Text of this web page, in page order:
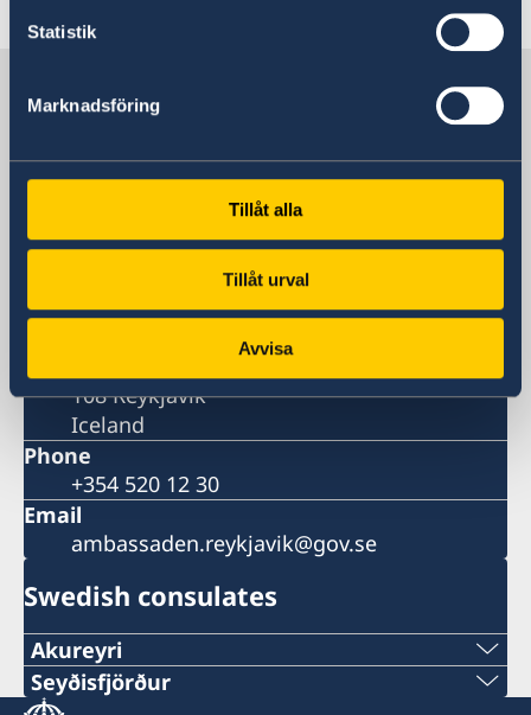
Statistik
Marknadsföring
Tillåt alla
Tillåt urval
Avvisa
Sweden in Iceland
Embassy
Lágmúli 7
Postal address
Embassy of Sweden
108 Reykjavik
Iceland
Phone
+354 520 12 30
Email
ambassaden.reykjavik@gov.se
Swedish consulates
Akureyri
Honorary Consulate of Sweden in Akureyri
Seyðisfjörður